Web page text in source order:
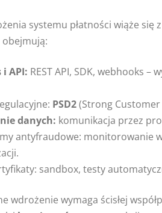
systemu płatności wiąże
API: REST API, SDK, webhooks
PSD2(Strong Customer
danych: komunikacja przez
antyfraudowe: monitorowanie
sandbox, testy
wdrożenie wymaga ścisłej